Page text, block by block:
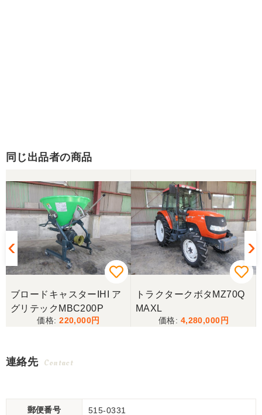
同じ出品者の商品
ブロードキャスターIHI ア
グリテックMBC200P
220,000
トラクタークボタMZ70Q
MAXL
4,280,000
連絡先 Contact
郵便番号 515-0331